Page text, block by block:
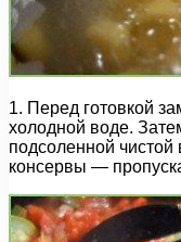
1. Перед готовкой
холодной воде.
подсоленной чистой
консервы —